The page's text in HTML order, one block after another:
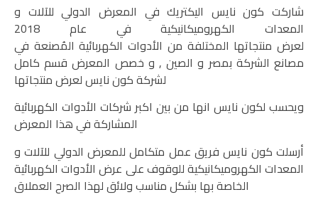
شاركت كون نايس اليكتريكفي المعرض الدولي للآلات و
المعدات الكهروميكانيكية في عام 2018
لعرض منتجاتها المختلفة من الأدوات الكهربائية المُصنعة في
مصانع الشركة بمصر و الصين , و خصص المعرض قسم كامل
لشركة كون نايس لعرض منتجاتها
ويحسب لكون نايس انها من بين اكبر شركات الأدوات الكهربائية
المشاركة في هذا المعرض
أرسلت كون نايس فريق عمل متكامل للمعرض الدولي للآلات و
المعدات الكهروميكانيكية للوقوف على عرض الأدوات الكهربائية
الخاصة بها بشكل مناسب ولائق لهذا الصرح العملاق